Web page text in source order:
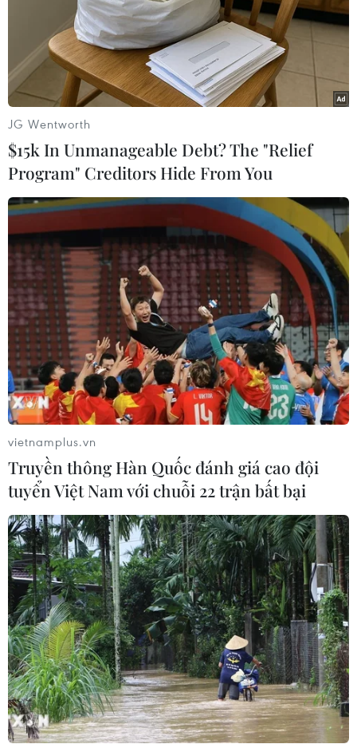
Hải Dương TP. Hải Phòng
Theo dõi VietnamPlus
TIN LIÊN QUAN
Triển lãm về Hoàng Sa, Trường Sa tại Bộ
Tư lệnh vùng I Hải quân
14/06/2016 07:18
Bộ Thông tin và Truyền thông tổ chức triển lãm “Hoàng
Sa, Trường Sa - Những bằng chứng lịch sử và pháp lý”
tại Bộ Tư lệnh vùng I Hải quân.
JG Wentworth
$15k In Unmanageable Debt? The "Relief
Program" Creditors Hide From You
vietnamplus.vn
Truyền thông Hàn Quốc đánh giá cao đội
tuyển Việt Nam với chuỗi 22 trận bất bại